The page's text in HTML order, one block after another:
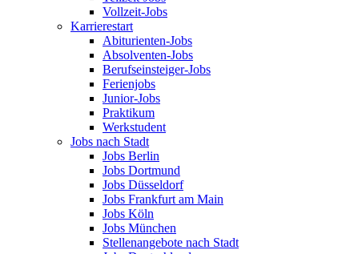
Vollzeit-Jobs
Karrierestart
Abiturienten-Jobs
Absolventen-Jobs
Berufseinsteiger-Jobs
Ferienjobs
Junior-Jobs
Praktikum
Werkstudent
Jobs nach Stadt
Jobs Berlin
Jobs Dortmund
Jobs Düsseldorf
Jobs Frankfurt am Main
Jobs Köln
Jobs München
Stellenangebote nach Stadt